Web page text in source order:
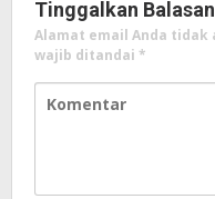
Tinggalkan Balasan
Alamat email Anda
wajib ditandai *